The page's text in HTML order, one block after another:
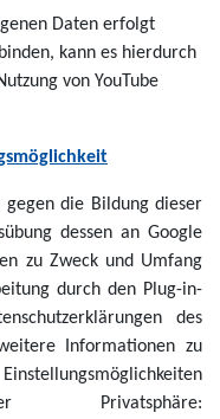
Daten erfolgt
kann es hierdurch
von YouTube
gegen die Bildung dieser
dessen an Google
zu Zweck und Umfang
durch den Plug-in-
des
Informationen zu